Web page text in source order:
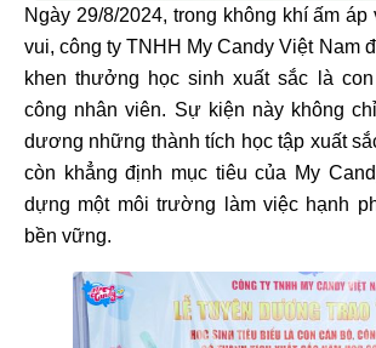
Ngày 29/8/2024, trong không khí ấm áp
vui, công ty TNHH My Candy Việt Nam
khen thưởng học sinh xuất sắc là
công nhân viên. Sự kiện này không
dương những thành tích học tập xuất
còn khẳng định mục tiêu của My
dựng một môi trường làm việc hạnh
bền vững.